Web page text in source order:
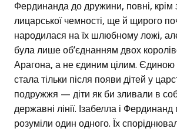
Фердинанда до дружини, повні, крім
лицарської чемності, ще й щирого
народилася на їх шлюбному ложі, але
була лише об’єднанням двох
Арагона, а не єдиним цілим. Єдиною
стала тільки після появи дітей у
подружжя — діти як би зливали в
державні лінії. Ізабелла і
розуміли один одного. Їх